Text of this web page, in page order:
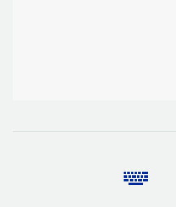

